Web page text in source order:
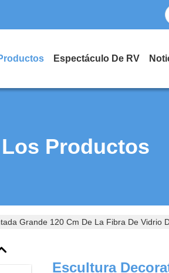
Espectáculo De RV
Productos
Grande 120 Cm De La Fibra De Vidrio
Escultura